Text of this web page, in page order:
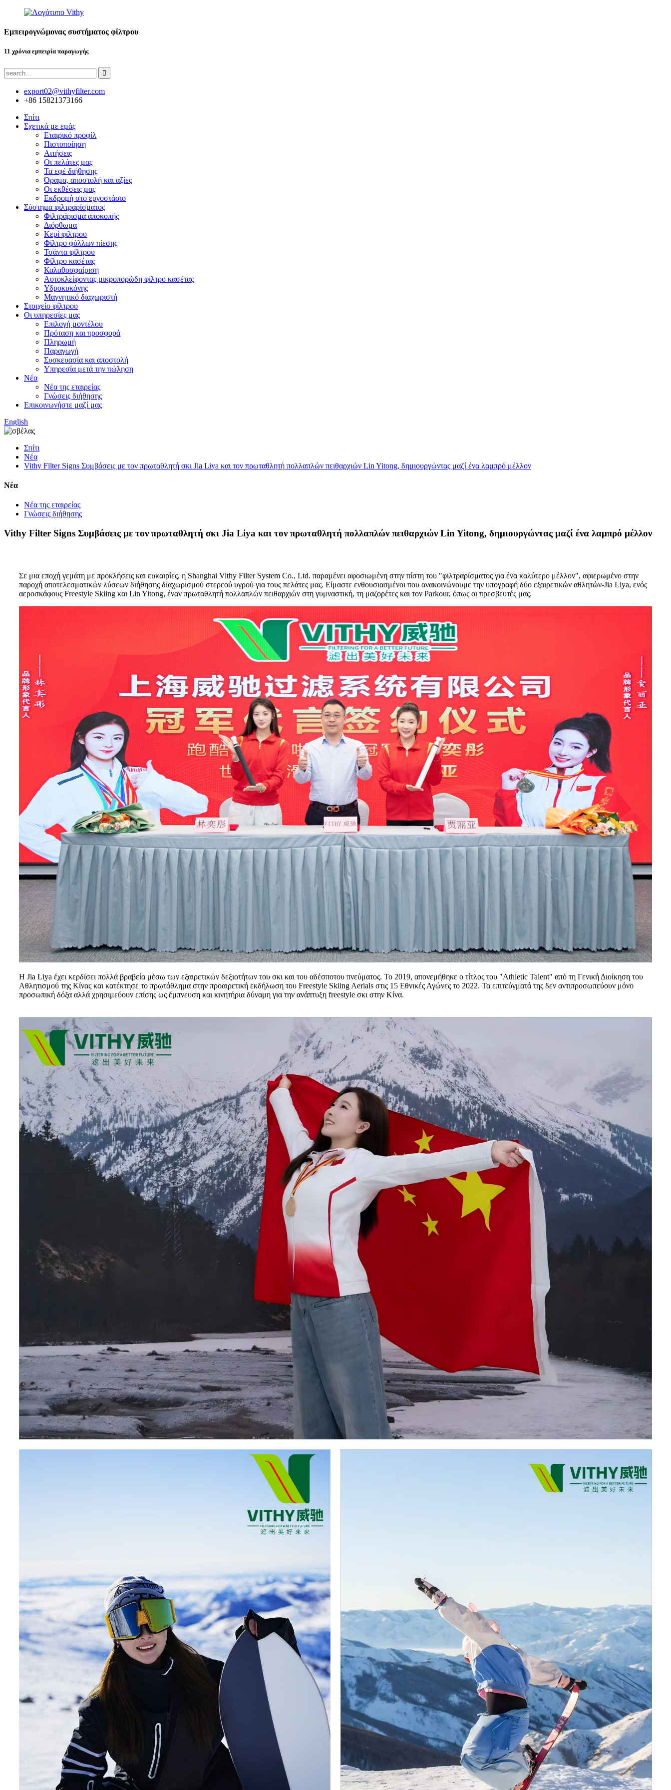
Εμπειρογνώμονας συστήματος φίλτρου
11 χρόνια εμπειρία παραγωγής
export02@vithyfilter.com
+86 15821373166
Σπίτι
Σχετικά με εμάς
Εταιρικό προφίλ
Πιστοποίηση
Αιτήσεις
Οι πελάτες μας
Τα εφέ διήθησης
Όραμα, αποστολή και αξίες
Οι εκθέσεις μας
Εκδρομή στο εργοστάσιο
Σύστημα φιλτραρίσματος
Φιλτράρισμα αποκοπής
Διόρθωμα
Κερί φίλτρου
Φίλτρο φύλλων πίεσης
Τσάντα φίλτρου
Φίλτρο κασέτας
Καλαθοσφαίριση
Αυτοκλείφοντας μικροπορώδη φίλτρο κασέτας
Υδροκυκόνης
Μαγνητικό διαχωριστή
Στοιχείο φίλτρου
Οι υπηρεσίες μας
Επιλογή μοντέλου
Πρόταση και προσφορά
Πληρωμή
Παραγωγή
Συσκευασία και αποστολή
Υπηρεσία μετά την πώληση
Νέα
Νέα της εταιρείας
Γνώσεις διήθησης
Επικοινωνήστε μαζί μας
English
Σπίτι
Νέα
Vithy Filter Signs Συμβάσεις με τον πρωταθλητή σκι Jia Liya και τον πρωταθλητή πολλαπλών πειθαρχιών Lin Yitong, δημιουργώντας μαζί ένα λαμπρό μέλλον
Νέα
Νέα της εταιρείας
Γνώσεις διήθησης
Vithy Filter Signs Συμβάσεις με τον πρωταθλητή σκι Jia Liya και τον πρωταθλητή πολλαπλών πειθαρχιών Lin Yitong, δημιουργώντας μαζί ένα λαμπρό μέλλον
Σε μια εποχή γεμάτη με προκλήσεις και ευκαιρίες, η Shanghai Vithy Filter System Co., Ltd. παραμένει αφοσιωμένη στην πίστη του "φιλτραρίσματος για ένα καλύτερο μέλλον", αφιερωμένο στην
παροχή αποτελεσματικών λύσεων διήθησης διαχωρισμού στερεού υγρού για τους πελάτες μας. Είμαστε ενθουσιασμένοι που ανακοινώνουμε την υπογραφή δύο εξαιρετικών αθλητών-Jia Liya, ενός
αεροσκάφους Freestyle Skiing και Lin Yitong, έναν πρωταθλητή πολλαπλών πειθαρχιών στη γυμναστική, τη μαζορέτες και τον Parkour, όπως οι πρεσβευτές μας.
Η Jia Liya έχει κερδίσει πολλά βραβεία μέσω των εξαιρετικών δεξιοτήτων του σκι και του αδέσποτου πνεύματος. Το 2019, απονεμήθηκε ο τίτλος του "Athletic Talent" από τη Γενική Διοίκηση του
Αθλητισμού της Κίνας και κατέκτησε το πρωτάθλημα στην προαιρετική εκδήλωση του Freestyle Skiing Aerials στις 15 Εθνικές Αγώνες το 2022. Τα επιτεύγματά της δεν αντιπροσωπεύουν μόνο
προσωπική δόξα αλλά χρησιμεύουν επίσης ως έμπνευση και κινητήρια δύναμη για την ανάπτυξη freestyle σκι στην Κίνα.